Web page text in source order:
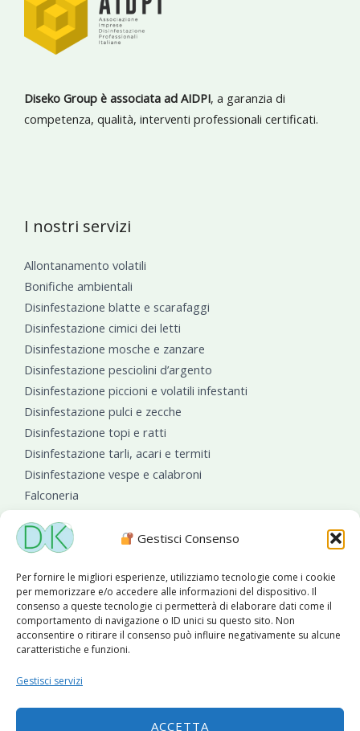
Gestisci Consenso
Per fornire le migliori esperienze, utilizziamo tecnologie come i cookie
per memorizzare e/o accedere alle informazioni del dispositivo. Il
consenso a queste tecnologie ci permetterà di elaborare dati come il
comportamento di navigazione o ID unici su questo sito. Non
acconsentire o ritirare il consenso può influire negativamente su alcune
caratteristiche e funzioni.
Gestisci servizi
ACCETTA
Diseko Group è associata ad AIDPI, a garanzia di
competenza, qualità, interventi professionali certificati.
I nostri servizi
Allontanamento volatili
Bonifiche ambientali
Disinfestazione blatte e scarafaggi
Disinfestazione cimici dei letti
Disinfestazione mosche e zanzare
Disinfestazione pesciolini d’argento
Disinfestazione piccioni e volatili infestanti
Disinfestazione pulci e zecche
Disinfestazione topi e ratti
Disinfestazione tarli, acari e termiti
Disinfestazione vespe e calabroni
Falconeria
Sanificazioni ambientali